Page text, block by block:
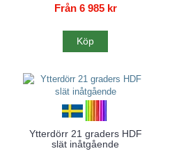
Från 6 985 kr
Köp
Ytterdörr 21 graders HDF
slät inåtgående